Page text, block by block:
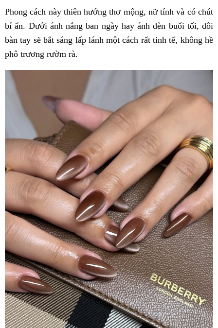
Phong cách này thiên hướng thơ mộng, nữ tính và có chút
bí ẩn. Dưới ánh nắng ban ngày hay ánh đèn buổi tối, đôi
bàn tay sẽ bắt sáng lấp lánh một cách rất tinh tế, không hề
phô trương rườm rà.